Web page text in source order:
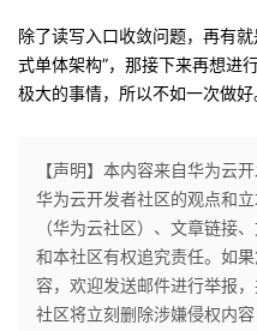
除了读写入口收敛问题，再有
式单体架构”，那接下来再想进
极大的事情，所以不如一次做好
【声明】本内容来自华为云
华为云开发者社区的观点和
（华为云社区）、文章链接
和本社区有权追究责任。如
容，欢迎发送邮件进行举报
社区将立刻删除涉嫌侵权内容